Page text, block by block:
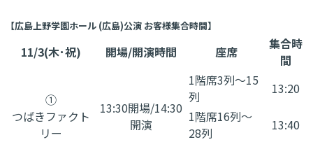
【広島上野学園ホール (広島)公演 お客様集合時間】
11/3(木･祝) 開場/開演時間 座席
集合時
間
①
つばきファクト
リー
13:30開場/14:30
開演
1階席3列〜15
列
13:20
1階席16列〜
28列
13:40